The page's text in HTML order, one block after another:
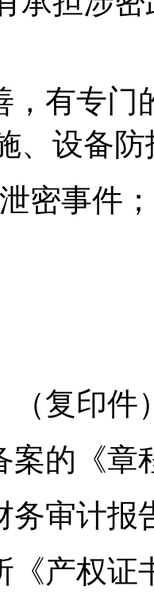
，有专门
、设备
密事件；
（复印件
案的《章
务审计报
《产权